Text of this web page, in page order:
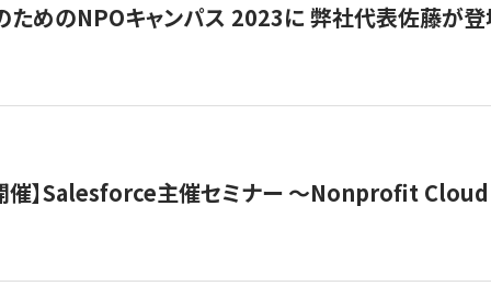
ためのNPOキャンパス 2023に 弊社代表佐藤が
催】Salesforce主催セミナー 〜Nonprofit